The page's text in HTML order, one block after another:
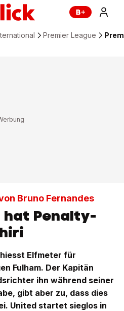
Premier League
Bruno Fernandes
hat Penalty-
Elfmeter für
Fulham. Der Kapitän
ihn während seiner
gibt aber zu, dass dies
United startet sieglos in